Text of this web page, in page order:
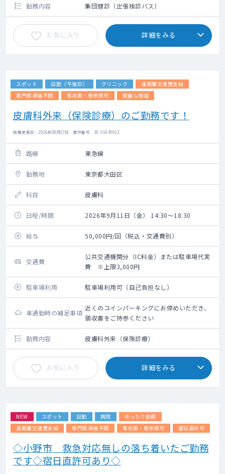
勤務内容 集団健診（出張検診バス）
お気に入り 詳細をみる
スポット 日勤（午後診） クリニック
遠距離交通費支給
専門医資格不問
専攻医・専修医可 綺麗な施設
皮膚科外来（保険診療）のご勤務です！
掲載更新日 : 2026年08月07日 案件番号 : 26-SV645912
路線 東急線
勤務地 東京都大田区
科目 皮膚科
日程/時間 2026年9月11日（金） 14:30～18:30
給与 50,000円/回（税込・交通費別）
交通費
公共交通機関分（IC料金）または駐車場代実
費 ※上限3,000円
駐車場利用 駐車場利用可（自己負担なし）
車通勤時の補足事項
近くのコインパーキングにお停めいただき、
領収書をご持参ください
勤務内容 皮膚科外来（保険診療）
お気に入り 詳細をみる
NEW スポット 日勤 病院
ゆったり勤務
遠距離交通費支給
専門医資格不問 専攻医・専修医可 宿日直許可
◇小野市 救急対応無しの落ち着いたご勤務
です◇宿日直許可あり◇